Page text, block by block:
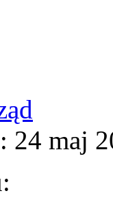
24 maj